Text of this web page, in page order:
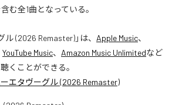
む全1曲となっている。
ル (2026 Remaster)」は、 Apple Music、
YouTube Music、 Amazon Music Unlimitedなど
くことができる。
エタヴーグル (2026 Remaster)